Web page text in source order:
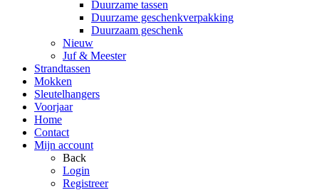
Duurzame tassen
Duurzame geschenkverpakking
Duurzaam geschenk
Nieuw
Juf & Meester
Strandtassen
Mokken
Sleutelhangers
Voorjaar
Home
Contact
Mijn account
Back
Login
Registreer